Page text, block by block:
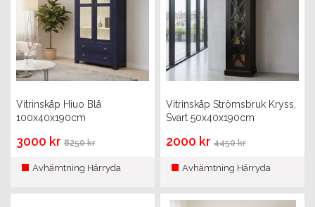
Vitrinskåp Hiuo Blå
100x40x190cm
3000 kr8250 kr
Avhämtning Härryda
Vitrinskåp Strömsbruk Kryss,
Svart 50x40x190cm
2000 kr4450 kr
Avhämtning Härryda